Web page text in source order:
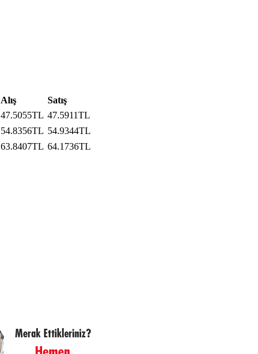
Alış
Satış
47.5055TL 47.5911TL
54.8356TL 54.9344TL
63.8407TL 64.1736TL